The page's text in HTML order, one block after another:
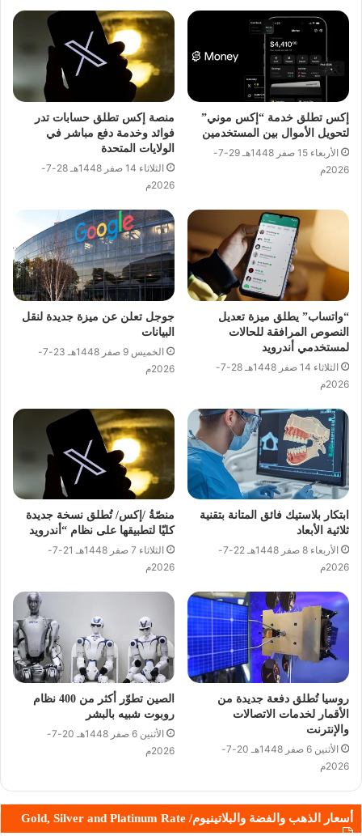
إكس تطلق خدمة “إكس موني”
لتحويل الأموال بين المستخدمين
الأربعاء 15 صفر 1448هـ 29-7-
2026م
منصة إكس تطلق حسابات تدر
فوائد وخدمة دفع مباشر في
الولايات المتحدة
الثلاثاء 14 صفر 1448هـ 28-7-
2026م
“واتساب” يطلق ميزة تعديل
النصوص المرافقة للحالات
لمستخدمي أندرويد
الثلاثاء 14 صفر 1448هـ 28-7-
2026م
جوجل تعلن عن ميزة جديدة لنقل
البيانات
الخميس 9 صفر 1448هـ 23-7-
2026م
ابتكار بلاستيك فائق المتانة بتقنية
ثلاثية الأبعاد
الأربعاء 8 صفر 1448هـ 22-7-
2026م
منصّةُ /إكس/ تُطلق نسخة جديدة
كليّا لتطبيقها على نظام “أندرويد
الثلاثاء 7 صفر 1448هـ 21-7-
2026م
روسيا تُطلق دفعة جديدة من
الأقمار لخدمات الاتصالات
والإنترنت
الأثنين 6 صفر 1448هـ 20-7-
2026م
الصين تطوّر أكثر من 400 نظام
روبوت شبيه بالبشر
الأثنين 6 صفر 1448هـ 20-7-
2026م
أسعار الذهب والفضة والبلاتينيوم/ Gold, Silver and Platinum Rate